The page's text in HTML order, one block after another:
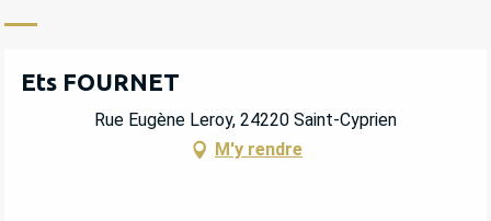
Ets FOURNET
Rue Eugène Leroy, 24220 Saint-Cyprien
M'y rendre